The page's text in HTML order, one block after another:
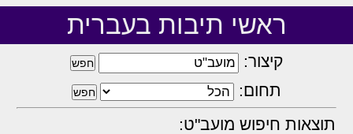
ראשי תיבות בעברית
קיצור:
תחום:
תוצאות חיפוש מועב"ט: